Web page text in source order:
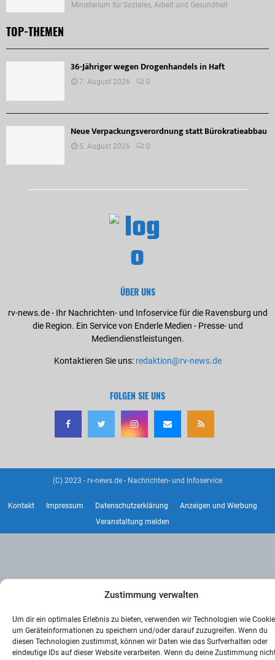
Zustimmung verwalten
Um dir ein optimales Erlebnis zu bieten, verwenden wir Technologien wie
um Geräteinformationen zu speichern und/oder darauf zuzugreifen. Wenn du
diesen Technologien zustimmst, können wir Daten wie das Surfverhalten oder
eindeutige IDs auf dieser Website verarbeiten. Wenn du deine Zustimmung
Ministerium für Soziales, Arbeit und Gesundheit
TOP-THEMEN
36-Jähriger wegen Drogenhandels in Haft
7. August 2026 0
Neue Verpackungsverordnung statt Bürokratieabbau
5. August 2026 0
ÜBER UNS
rv-news.de - Ihr Nachrichten- und Infoservice für die Ravensburg und
die Region. Ein Service von Enderle Medien - Presse- und
Mediendienstleistungen.
Kontaktieren Sie uns: redaktion@rv-news.de
FOLGEN SIE UNS
(C) 2023 - rv-news.de - Nachrichten- und Infoservice
Kontakt Impressum Datenschutzerklärung
Anzeigen und Werbung
Veranstaltung melden